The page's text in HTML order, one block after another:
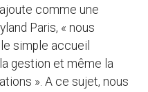
comme une
Paris, « nous
simple accueil
gestion et même la
». A ce sujet, nous